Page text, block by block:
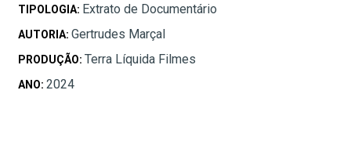
TIPOLOGIA: Extrato de Documentário
AUTORIA: Gertrudes Marçal
PRODUÇÃO: Terra Líquida Filmes
ANO: 2024